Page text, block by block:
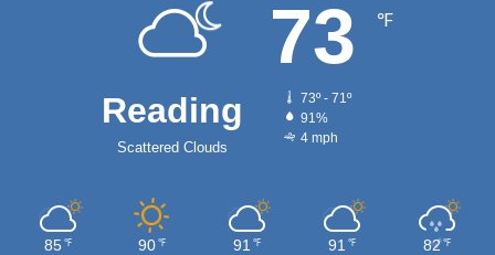
Reading
Scattered Clouds
73 ℉
73º - 71º
91%
4 mph
85 ℉ 90 ℉ 91 ℉ 91 ℉ 82 ℉